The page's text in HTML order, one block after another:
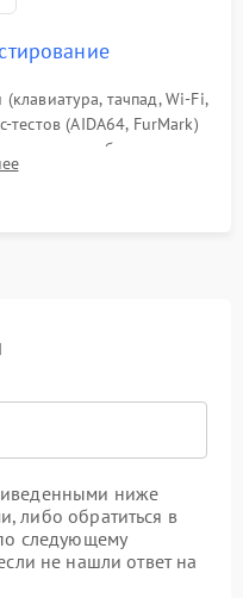
тачпад, Wi-Fi,
тестов (AIDA64, FurMark)
и стабильности
нагрузкой.
ниже
либо обратиться в
следующему
не нашли ответ на